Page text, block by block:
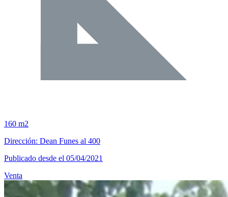
160 m2
Dirección: Dean Funes al 400
Publicado desde el 05/04/2021
Venta